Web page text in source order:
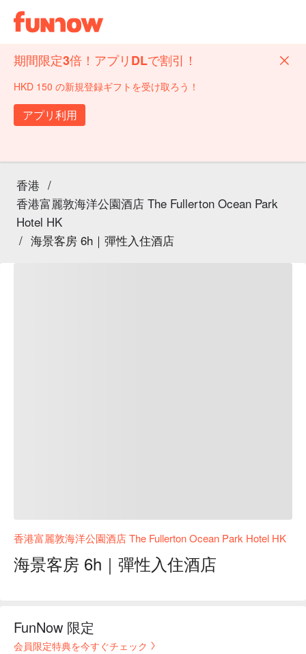
期間限定3倍！アプリDLで割引！
HKD 150 の新規登録ギフトを受け取ろう！
アプリ利用
香港 /
香港富麗敦海洋公園酒店 The Fullerton Ocean Park
Hotel HK
/ 海景客房 6h｜彈性入住酒店
香港富麗敦海洋公園酒店 The Fullerton Ocean Park Hotel HK
海景客房 6h｜彈性入住酒店
FunNow 限定
会員限定特典を今すぐチェック